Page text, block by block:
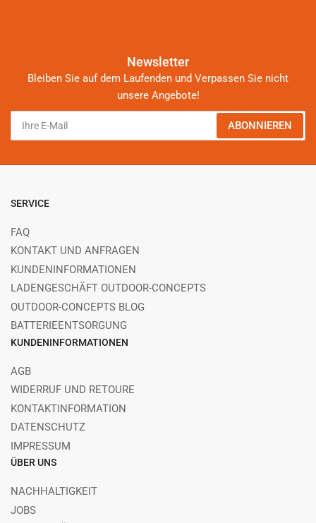
Newsletter
Bleiben Sie auf dem Laufenden und Verpassen Sie nicht
unsere Angebote!
Ihre
Mail
ABONNIEREN
SERVICE
FAQ
KONTAKT UND ANFRAGEN
KUNDENINFORMATIONEN
LADENGESCHÄFT OUTDOOR-CONCEPTS
OUTDOOR-CONCEPTS BLOG
BATTERIEENTSORGUNG
KUNDENINFORMATIONEN
AGB
WIDERRUF UND RETOURE
KONTAKTINFORMATION
DATENSCHUTZ
IMPRESSUM
ÜBER UNS
NACHHALTIGKEIT
JOBS